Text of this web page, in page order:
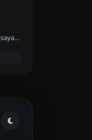
Bir IP alın ve onunla ilişkili alan adını/ana bilgisayarı aramaya çalışın.